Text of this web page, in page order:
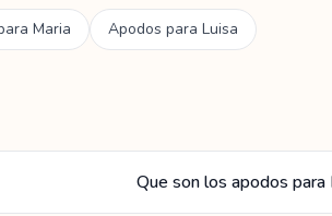
Maria Apodos para Luisa
Que son los apodos para